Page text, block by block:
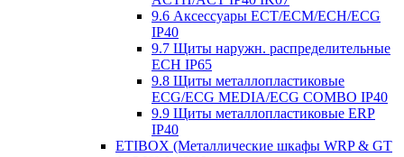
9.6 Аксессуары ECT/ECM/ECH/ECG
IP40
9.7 Щиты наружн. распределительные
ECH IP65
9.8 Щиты металлопластиковые
ECG/ECG MEDIA/ECG COMBO IP40
9.9 Щиты металлопластиковые ERP
IP40
ETIBOX (Металлические шкафы WRP & GT